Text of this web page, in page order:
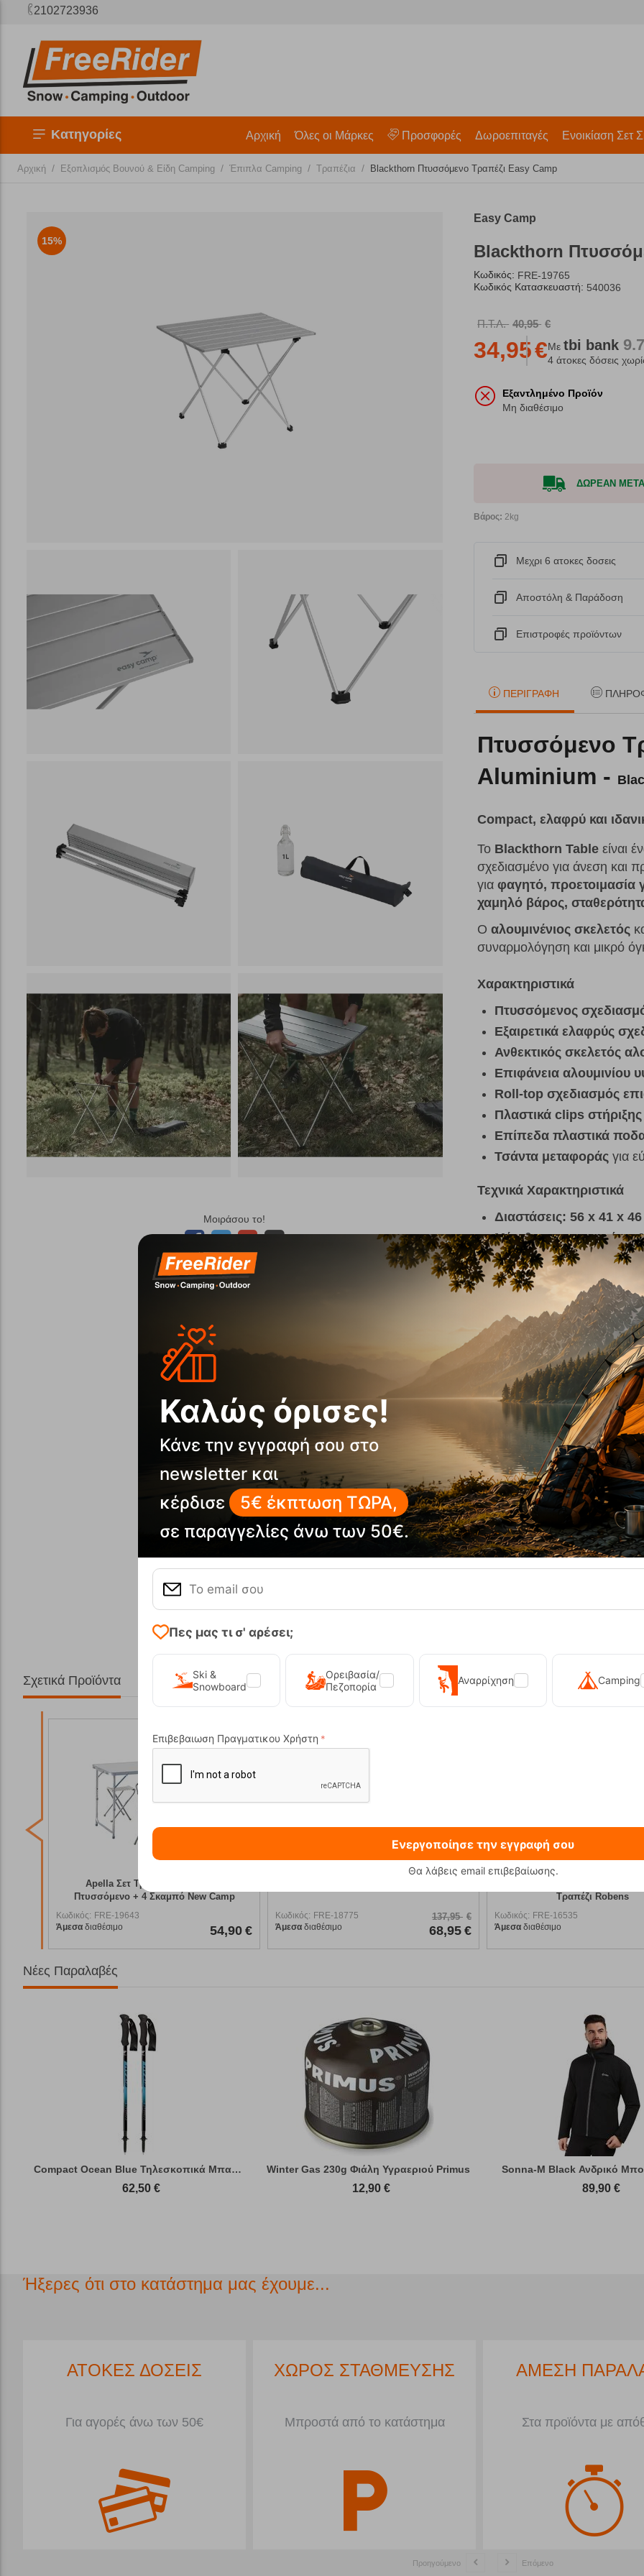
2102723936
Κατηγορίες Αρχική Όλες οι Μάρκες Προσφορές Δωροεπιταγές Ενοικίαση Σετ
Αρχική / Εξοπλισμός Βουνού & Είδη Camping / Έπιπλα Camping / Τραπέζια / Blackthorn Πτυσσόμενο Τραπέζι Easy Camp
15%
Μοιράσου το!
Easy Camp
Blackthorn
Κωδικός: FRE-19765
Κωδικός Κατασκευαστή: 540036
Π.Τ.Λ. 40,95 €
34,95€Μεtbi bank
4 άτοκες δόσεις
Εξαντλημένο Προϊόν
Μη διαθέσιμο
ΔΩΡΕΑΝ
Βάρος: 2kg
Μεχρι 6 ατοκες δοσεις
Αποστόλη & Παράδοση
Eπιστροφές προϊόντων
ΠΕΡΙΓΡΑΦΉ
Πτυσσόμενο
Aluminium -
Compact, ελαφρύ και
Το Blackthorn Table είναι
σχεδιασμένο για άνεση και
γιαφαγητό, προετοιμασία
χαμηλό βάρος,
Οαλουμινένιος σκελετός
συναρμολόγηση και μικρό
Χαρακτηριστικά
Πτυσσόμενος
Εξαιρετικά ελαφρύς
Ανθεκτικός σκελετός
Επιφάνεια αλουμινίου
Roll-top σχεδιασμός
Πλαστικά clips
Επίπεδα πλαστικά
Τσάντα μεταφοράς για
Τεχνικά Χαρακτηριστικά
Διαστάσεις: 56 x 41 x
Μέγεθος συσκευασίας:
Μέγιστο φορτίο:
35 kg
Βάρος:
1,38 kg
Σκελετός: Αλουμίνιο
Επιφάνεια τραπεζιού:
Γιατί να το επιλέξεις
Ιδανικό για camping και
Εξαιρετικά ελαφρύ και
Σταθερή και ανθεκτική
Σχετικά Προϊόντα
Τραπέζι Roblin S Outwell
Κωδικός: FRE-18775
Άμεσαδιαθέσιμο 68,95 €
15%
Κωδικός: FRE-16535
Άμεσαδιαθέσιμο
52,95 €
44,95 €
Κωδικός: FRE-16437
Διαθέσιμο1 - 3 ήμερες
Νέες Παραλαβές
Compact Ocean Blue Τηλεσκοπικά Μπατόν Πεζ...
62,50 €
Winter Gas 230g Φιάλη Υγραεριού Primus
12,90 €
Sonna-M Black Ανδρικό
89,90 €
Ήξερες ότι στο κατάστημα μας έχουμε...
ΔΩΡΕΑΝ ΜΕΤΑΦΟΡΙΚΑ*
Για Παραγγελίες άνω 79€<5kg
ΑΤΟΚΕΣ ΔΟΣΕΙΣ
Για αγορές άνω των 50€
ΧΩΡΟΣ
Μπροστά από το
Προηγούμενο Επόμενο
Καλώς όρισες!
Κάνε την εγγραφή σου στο
newsletter και
κέρδισε
5€ έκπτωση ΤΩΡΑ,
σε παραγγελίες άνω των 50€.
Πες μας τι σ' αρέσει;
Ski &
Snowboard
Ορειβασία/
Πεζοπορία
Αναρρίχηση Camping
Επιβεβαιωση Πραγματικου Χρήστη
Ενεργοποίησε την εγγραφή σου
Θα λάβεις email επιβεβαίωσης.